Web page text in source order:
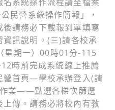
民營系統操作簡報」，
請務必下載報到單填寫
訊說明。(三)請各校承
星期一）00時01分-115
時前完成系統線上推薦
營首頁—學校承辦登入(請
業——點選各梯次篩選
傳。請務必將校內有教